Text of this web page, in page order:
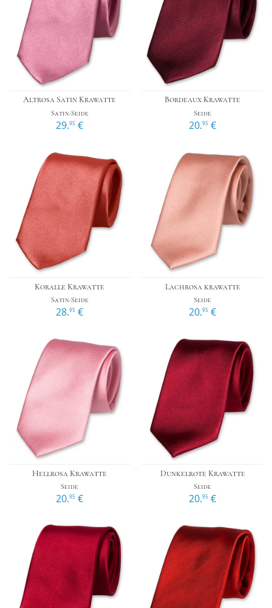
Altrosa Satin Krawatte
Satin-Seide
29.95 €
Bordeaux Krawatte
Seide
20.95 €
Koralle Krawatte
Satin-Seide
28.95 €
Lachrosa krawatte
Seide
20.95 €
Hellrosa Krawatte
Seide
20.95 €
Dunkelrote Krawatte
Seide
20.95 €